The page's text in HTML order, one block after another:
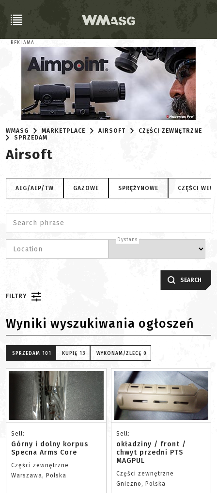
REKLAMA
WMASG MARKETPLACE AIRSOFT
CZĘŚCI ZEWNĘTRZNE
SPRZEDAM
Airsoft
AEG/AEP/TW GAZOWE SPRĘŻYNOWE CZĘŚCI
Search phrase
Location
Dystans
SEARCH
FILTRY
Wyniki wyszukiwania ogłoszeń
SPRZEDAM 101 KUPIĘ 13 WYKONAM/ZLECĘ 0
Sell:
Górny i dolny korpus
Specna Arms Core
Części zewnętrzne
Warszawa, Polska
Sell:
okładziny / front /
chwyt przedni PTS
MAGPUL
Części zewnętrzne
Gniezno, Polska